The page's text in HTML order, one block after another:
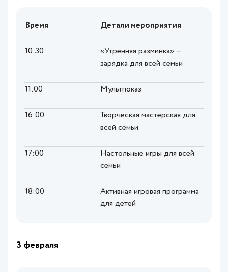
Время Детали мероприятия
10:30
«Утренняя разминка» —
зарядка для всей семьи
11:00 Мультпоказ
16:00
Творческая мастерская для
всей семьи
17:00
Настольные игры для всей
семьи
18:00
Активная игровая программа
для детей
3 февраля